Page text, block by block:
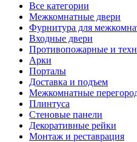
Все категории
Межкомнатные двери
Фурнитура для
Входные двери
Противопожарные и
Арки
Порталы
Доставка и подъем
Межкомнатные
Плинтуса
Стеновые панели
Декоративные рейки
Монтаж и реставрация